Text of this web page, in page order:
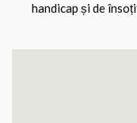
handicap și de